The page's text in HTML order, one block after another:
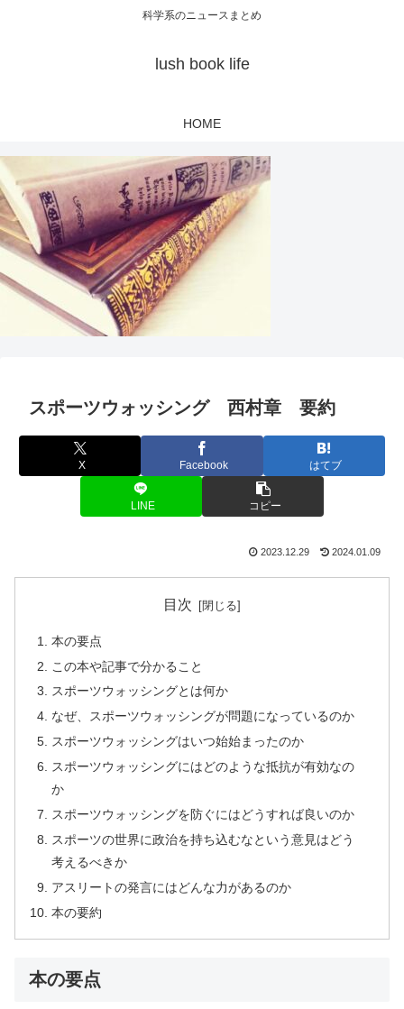
科学系のニュースまとめ
lush book life
HOME
スポーツウォッシング 西村章 要約
X Facebook はてブ
LINE コピー
2023.12.29 2024.01.09
目次
本の要点
この本や記事で分かること
スポーツウォッシングとは何か
なぜ、スポーツウォッシングが問題になっているのか
スポーツウォッシングはいつ始始まったのか
スポーツウォッシングにはどのような抵抗が有効なの
か
スポーツウォッシングを防ぐにはどうすれば良いのか
スポーツの世界に政治を持ち込むなという意見はどう
考えるべきか
アスリートの発言にはどんな力があるのか
本の要約
本の要点